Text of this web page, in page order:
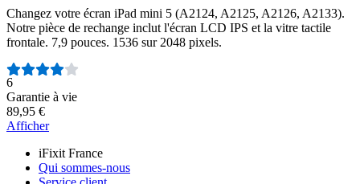
Changez votre écran iPad mini 5 (A2124, A2125, A2126, A2133).
Notre pièce de rechange inclut l'écran LCD IPS et la vitre tactile
frontale. 7,9 pouces. 1536 sur 2048 pixels.
Nombre d'avis :
6
Garantie à vie
89,95 €
Afficher
iFixit France
Qui sommes-nous